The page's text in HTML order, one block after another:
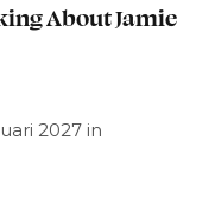
About Jamie
2027 in